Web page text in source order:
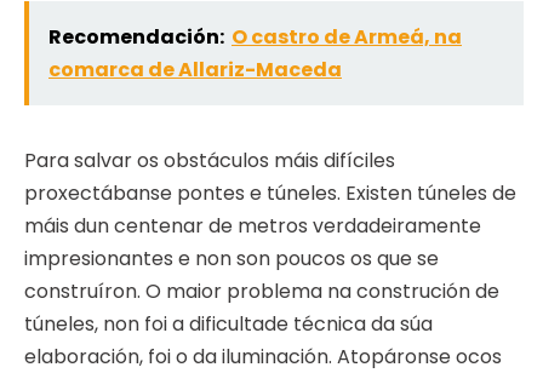
Recomendación: O castro de Armeá, na
comarca de Allariz-Maceda
Para salvar os obstáculos máis difíciles
proxectábanse pontes e túneles. Existen túneles de
máis dun centenar de metros verdadeiramente
impresionantes e non son poucos os que se
construíron. O maior problema na construción de
túneles, non foi a dificultade técnica da súa
elaboración, foi o da iluminación. Atopáronse ocos